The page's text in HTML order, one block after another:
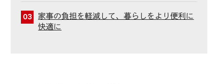
03
家事の負担を軽減して、暮らしをより便利に
快適に